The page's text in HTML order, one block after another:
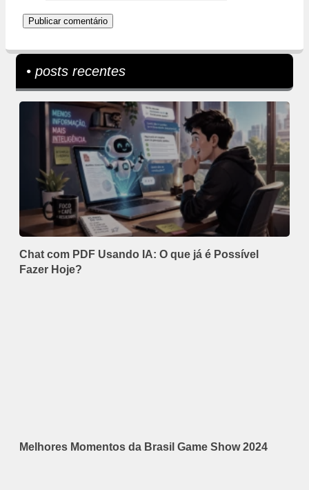
• posts recentes
Chat com PDF Usando IA: O que já é Possível
Fazer Hoje?
Melhores Momentos da Brasil Game Show 2024